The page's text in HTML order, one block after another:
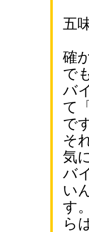
五
確
で
バ
て
で
そ
気
バ
い
す
ら